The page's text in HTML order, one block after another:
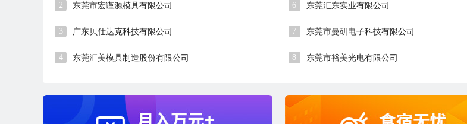
2 东莞市宏谨源模具有限公司
3 广东贝仕达克科技有限公司
4 东莞汇美模具制造股份有限公司
6 东莞汇东实业有限公司
7 东莞市曼研电子科技有限公司
8 东莞市裕美光电有限公司